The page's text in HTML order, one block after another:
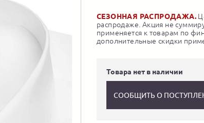
СЕЗОННАЯ РАСПРОДАЖА.
распродаже. Акция не
применяется к товарам по
дополнительные скидки
Товара нет в наличии
СООБЩИТЬ О